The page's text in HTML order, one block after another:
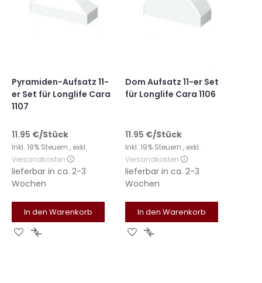
Pyramiden-Aufsatz 11-
er Set für Longlife Cara
1107
11.95 €/Stück
Inkl. 19% Steuern , exkl.
Versandkosten
lieferbar in ca. 2-3
Wochen
In den Warenkorb
Zur Zur
Dom Aufsatz 11-er Set
für Longlife Cara 1106
11.95 €/Stück
Inkl. 19% Steuern , exkl.
Versandkosten
lieferbar in ca. 2-3
Wochen
In den Warenkorb
Zur Zur